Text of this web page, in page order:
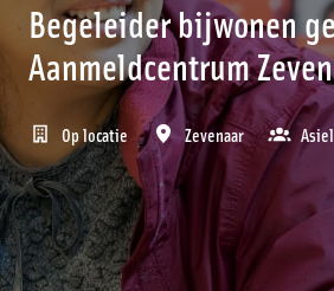
Begeleider bijwonen
Aanmeldcentrum
Op locatie Zevenaar Asiel